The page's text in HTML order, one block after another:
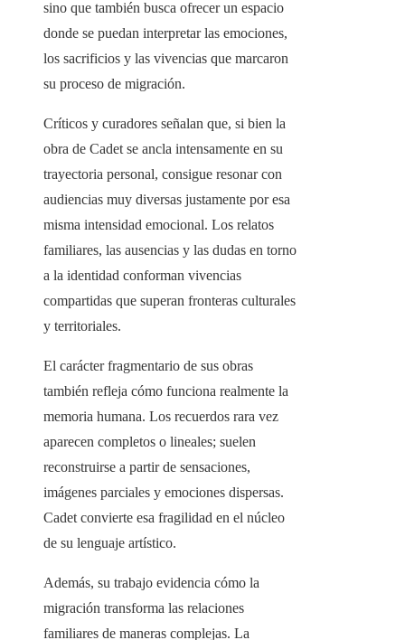
sino que también busca ofrecer un espacio
donde se puedan interpretar las emociones,
los sacrificios y las vivencias que marcaron
su proceso de migración.
Críticos y curadores señalan que, si bien la
obra de Cadet se ancla intensamente en su
trayectoria personal, consigue resonar con
audiencias muy diversas justamente por esa
misma intensidad emocional. Los relatos
familiares, las ausencias y las dudas en torno
a la identidad conforman vivencias
compartidas que superan fronteras culturales
y territoriales.
El carácter fragmentario de sus obras
también refleja cómo funciona realmente la
memoria humana. Los recuerdos rara vez
aparecen completos o lineales; suelen
reconstruirse a partir de sensaciones,
imágenes parciales y emociones dispersas.
Cadet convierte esa fragilidad en el núcleo
de su lenguaje artístico.
Además, su trabajo evidencia cómo la
migración transforma las relaciones
familiares de maneras complejas. La